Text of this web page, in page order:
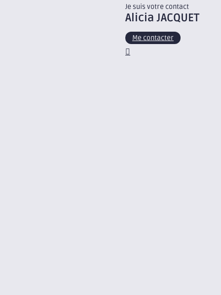
Je suis votre contact
AliciaJACQUET
Me contacter